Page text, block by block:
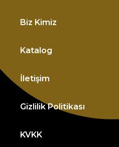
Biz Kimiz
Katalog
İletişim
Gizlilik Politikası
KVKK